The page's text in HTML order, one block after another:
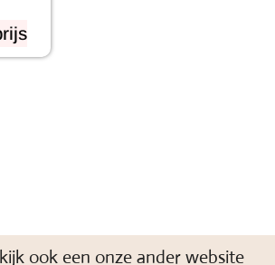
ook een onze ander website